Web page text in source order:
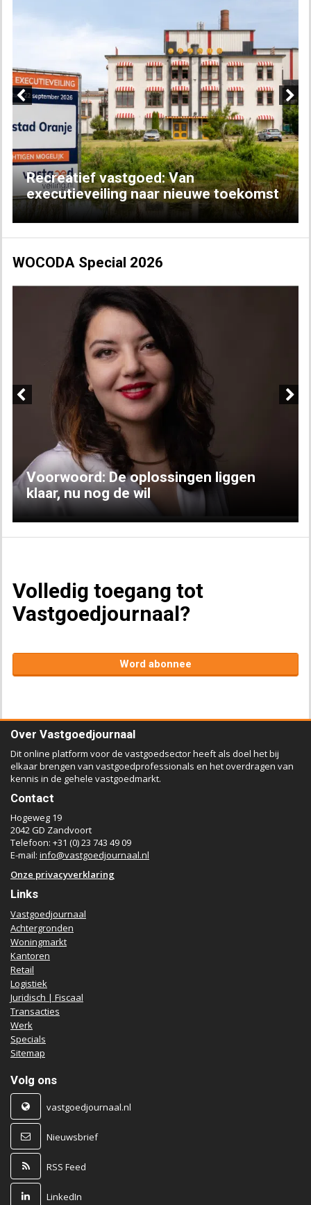
Recreatief vastgoed: Van
executieveiling naar nieuwe toekomst
Next
WOCODA Special 2026
Voorwoord: De oplossingen liggen
klaar, nu nog de wil
Volledig toegang tot
Vastgoedjournaal?
Word abonnee
Over Vastgoedjournaal
Dit online platform voor de vastgoedsector heeft als doel het bij
elkaar brengen van vastgoedprofessionals en het overdragen van
kennis in de gehele vastgoedmarkt.
Contact
Hogeweg 19
2042 GD Zandvoort
Telefoon: +31 (0) 23 743 49 09
E-mail: info@vastgoedjournaal.nl
Onze privacyverklaring
Links
Vastgoedjournaal
Achtergronden
Woningmarkt
Kantoren
Retail
Logistiek
Juridisch | Fiscaal
Transacties
Werk
Specials
Sitemap
Volg ons
vastgoedjournaal.nl
Nieuwsbrief
RSS Feed
LinkedIn